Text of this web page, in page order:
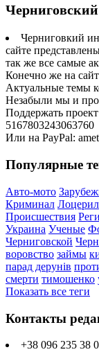
Черниговкий
сайте
так же все самые
Конечно же на
Актуальные темы
Незабыли мы и
Поддержать
5167803243063760
Или на PayPal:
Популярные
Авто-мото
Криминал Лоцерил
Происшествия
Украина Ученые
Черниговской
воровство займы
парад дерунів
смерти тимошенко
Показать все теги
Контакты
+38 096 235 38